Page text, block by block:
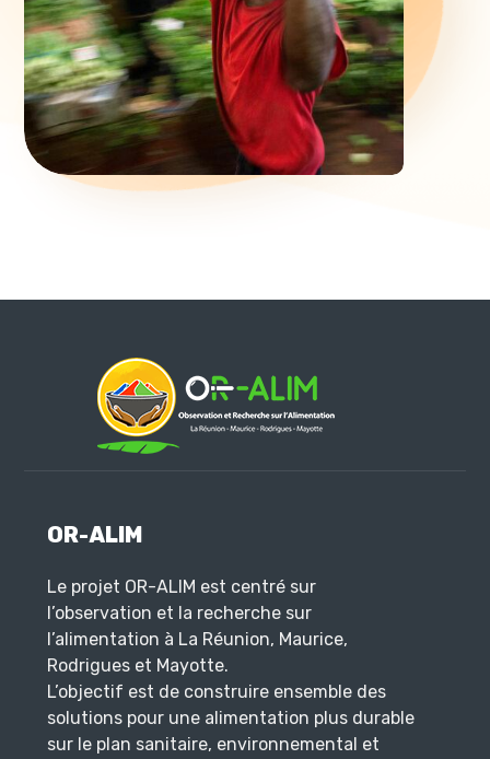
OR-ALIM
Le projet OR-ALIM est centré sur
l’observation et la recherche sur
l’alimentation à La Réunion, Maurice,
Rodrigues et Mayotte.
L’objectif est de construire ensemble des
solutions pour une alimentation plus durable
sur le plan sanitaire, environnemental et